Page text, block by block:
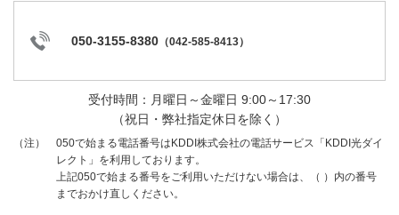
050-3155-8380 （042-585-8413）
受付時間：月曜日～金曜日 9:00～17:30
（祝日・弊社指定休日を除く）
（注）
050で始まる電話番号はKDDI株式会社の電話サービス「KDDI光ダイ
レクト」を利用しております。
上記050で始まる番号をご利用いただけない場合は、（ ）内の番号
までおかけ直しください。